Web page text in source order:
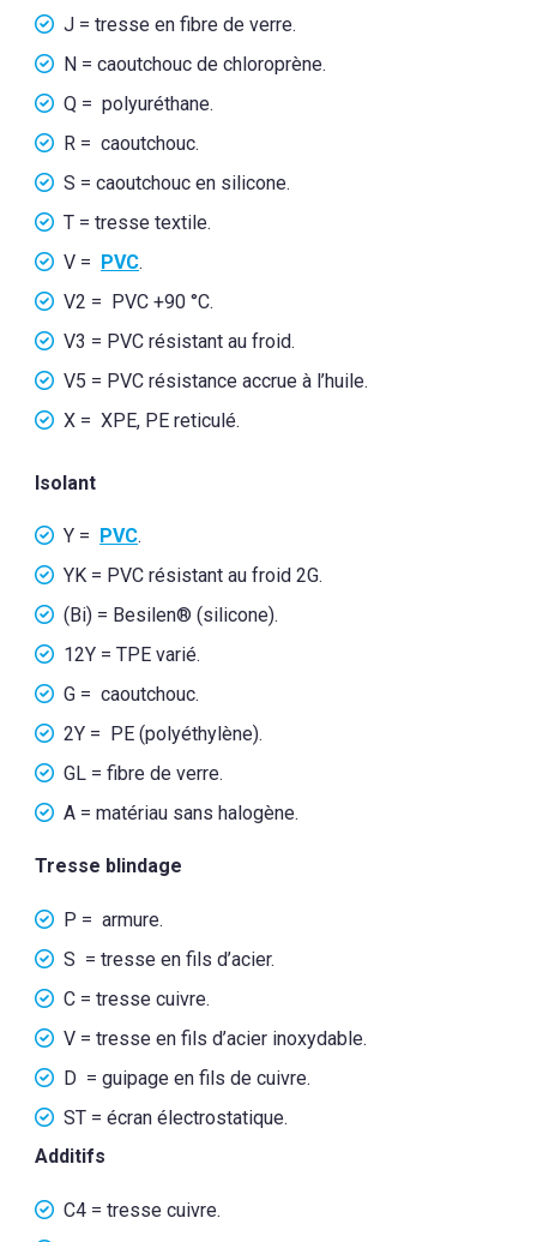
J = tresse en fibre de verre.
N = caoutchouc de chloroprène.
Q = polyuréthane.
R = caoutchouc.
S = caoutchouc en silicone.
T = tresse textile.
V = PVC.
V2 = PVC +90 °C.
V3 = PVC résistant au froid.
V5 = PVC résistance accrue à l’huile.
X = XPE, PE reticulé.
Isolant
Y = PVC.
YK = PVC résistant au froid 2G.
(Bi) = Besilen® (silicone).
12Y = TPE varié.
G = caoutchouc.
2Y = PE (polyéthylène).
GL = fibre de verre.
A = matériau sans halogène.
Tresse blindage
P = armure.
S = tresse en fils d’acier.
C = tresse cuivre.
V = tresse en fils d’acier inoxydable.
D = guipage en fils de cuivre.
ST = écran électrostatique.
Additifs
C4 = tresse cuivre.